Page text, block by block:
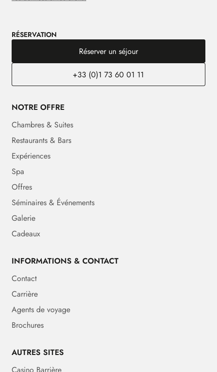
RÉSERVATION
Réserver un séjour
+33 (0)1 73 60 01 11
NOTRE OFFRE
Chambres & Suites
Restaurants & Bars
Expériences
Spa
Offres
Séminaires & Événements
Galerie
Cadeaux
INFORMATIONS & CONTACT
Contact
Carrière
Agents de voyage
Brochures
AUTRES SITES